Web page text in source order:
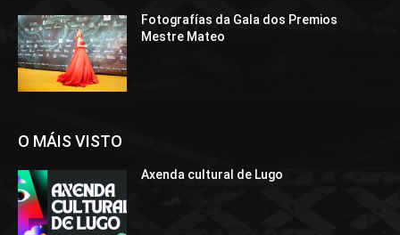
Fotografías da Gala dos Premios
Mestre Mateo
O MÁIS VISTO
Axenda cultural de Lugo